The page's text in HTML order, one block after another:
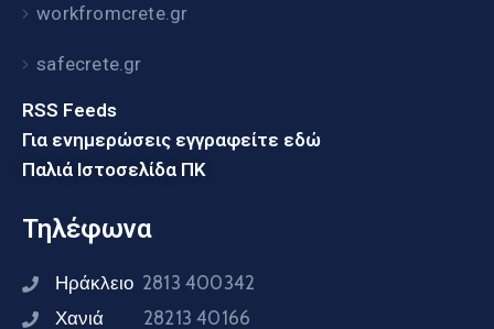
workfromcrete.gr
safecrete.gr
RSS Feeds
Για ενημερώσεις εγγραφείτε εδώ
Παλιά Ιστοσελίδα ΠΚ
Τηλέφωνα
Ηράκλειο 2813 400342
Χανιά 28213 40166